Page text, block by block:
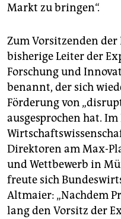
Markt zu bringen“.
Zum Vorsitzenden
bisherige Leiter der
Forschung und
benannt, der sich
Förderung von
ausgesprochen hat.
Direktoren am Max-
und Wettbewerb in
freute sich
Altmaier: „Nachdem
lang den Vorsitz der